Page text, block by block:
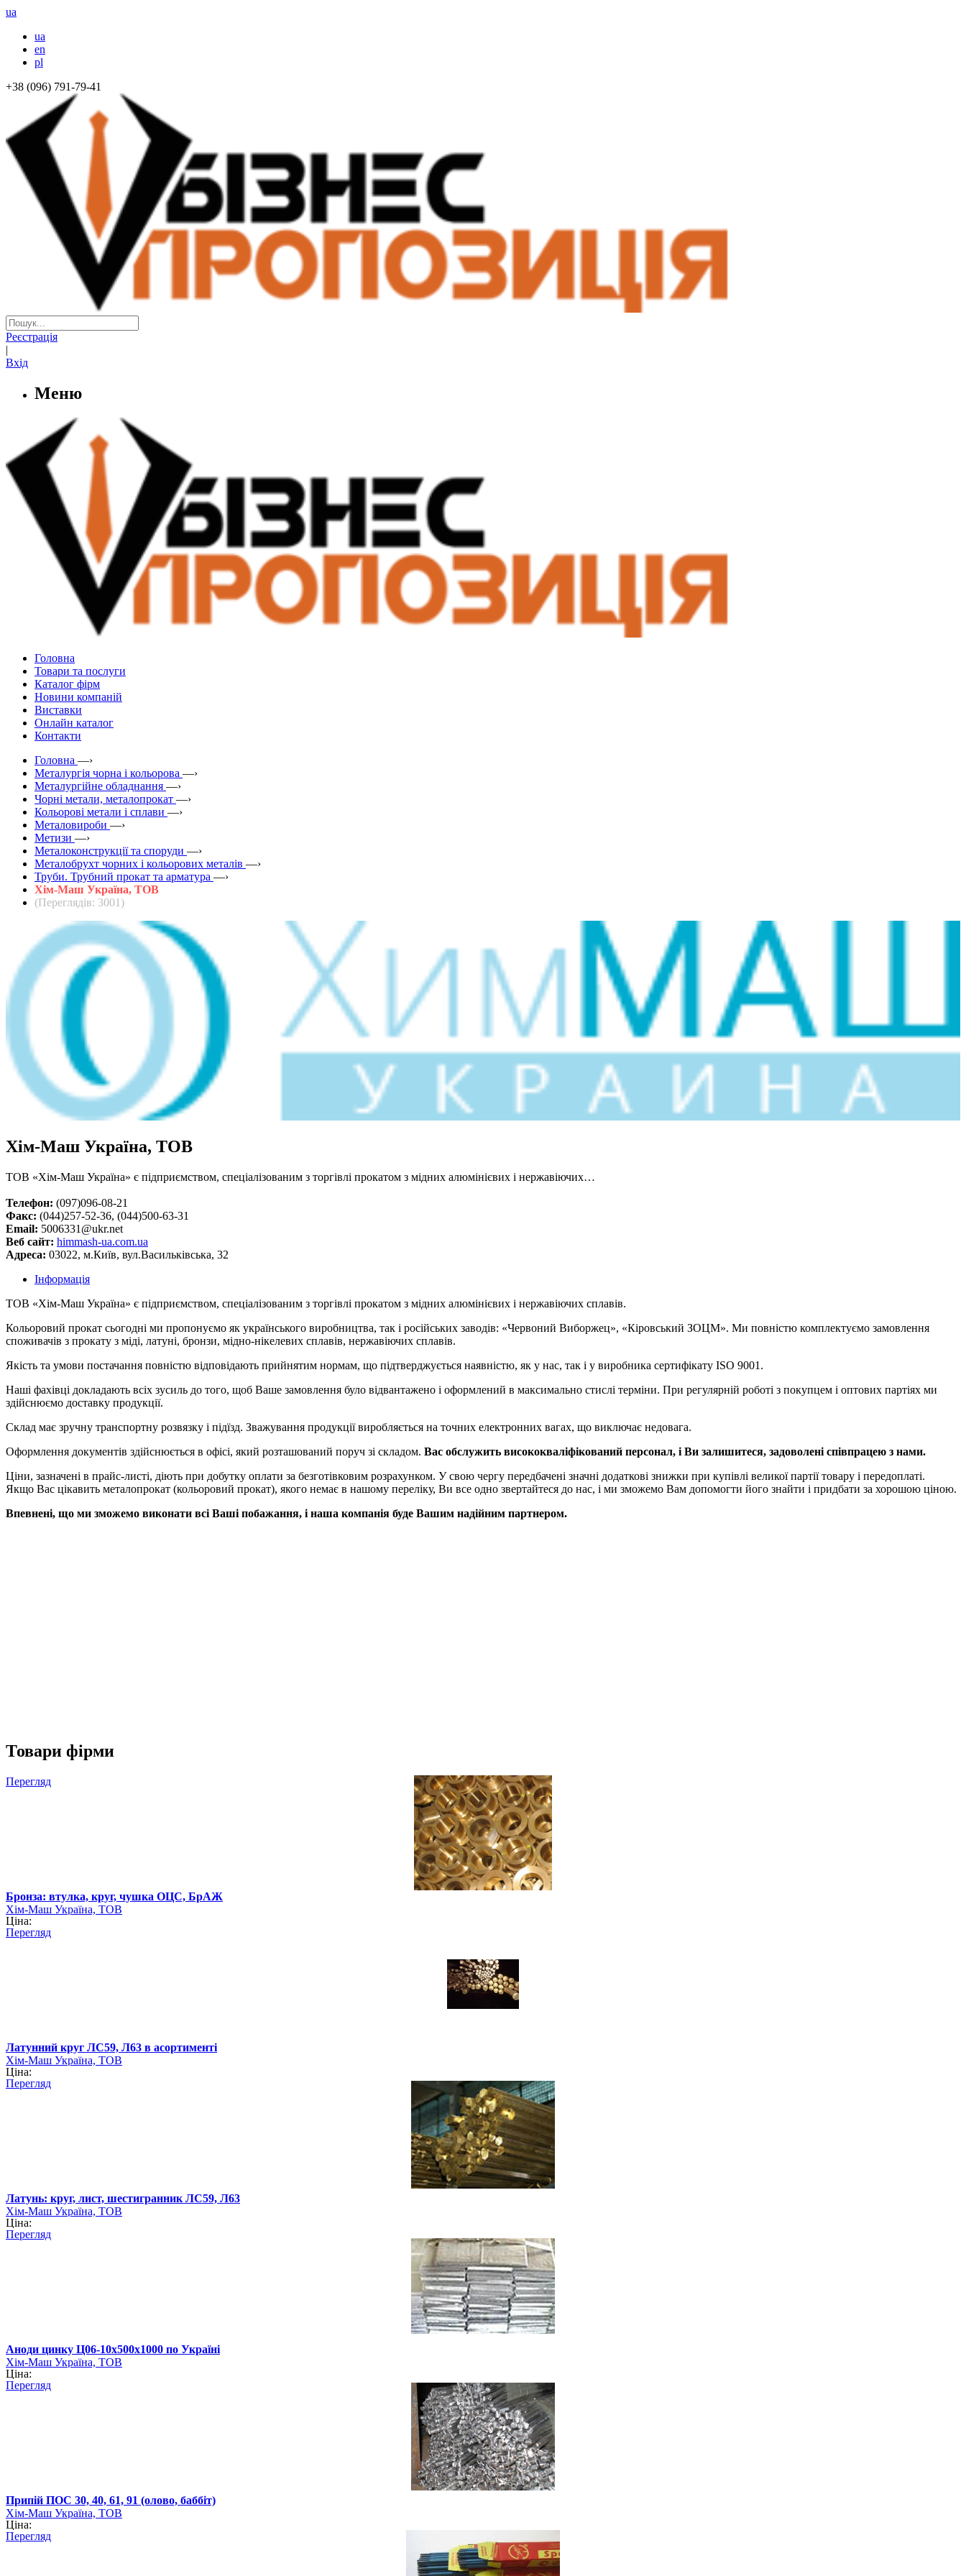
ua
ua
en
pl
+38 (096) 791-79-41
Реєстрація
|
Вхід
Меню
Головна
Товари та послуги
Каталог фірм
Новини компаній
Виставки
Онлайн каталог
Контакти
Головна —›
Металургія чорна і кольорова —›
Металургійне обладнання —›
Чорні метали, металопрокат —›
Кольорові метали і сплави —›
Металовироби —›
Метизи —›
Металоконструкції та споруди —›
Металобрухт чорних і кольорових металів —›
Труби. Трубний прокат та арматура —›
Хім-Маш Україна, ТОВ
(Переглядів: 3001)
Хім-Маш Україна, ТОВ
ТОВ «Хім-Маш Україна» є підприємством, спеціалізованим з торгівлі прокатом з мідних алюмінієвих і нержавіючих…
Телефон: (097)096-08-21
Факс: (044)257-52-36, (044)500-63-31
Email: 5006331@ukr.net
Веб сайт: himmash-ua.com.ua
Адреса: 03022, м.Київ, вул.Васильківська, 32
Інформація
ТОВ «Хім-Маш Україна» є підприємством, спеціалізованим з торгівлі прокатом з мідних алюмінієвих і нержавіючих сплавів.
Кольоровий прокат сьогодні ми пропонуємо як українського виробництва, так і російських заводів: «Червоний Виборжец», «Кіровський ЗОЦМ». Ми повністю комплектуємо замовлення
споживачів з прокату з міді, латуні, бронзи, мідно-нікелевих сплавів, нержавіючих сплавів.
Якість та умови постачання повністю відповідають прийнятим нормам, що підтверджується наявністю, як у нас, так і у виробника сертифікату ISO 9001.
Наші фахівці докладають всіх зусиль до того, щоб Ваше замовлення було відвантажено і оформлений в максимально стислі терміни. При регулярній роботі з покупцем і оптових партіях ми
здійснюємо доставку продукції.
Склад має зручну транспортну розвязку і підїзд. Зважування продукції виробляється на точних електронних вагах, що виключає недовага.
Оформлення документів здійснюється в офісі, який розташований поруч зі складом. Вас обслужить висококваліфікований персонал, і Ви залишитеся, задоволені співпрацею з нами.
Ціни, зазначені в прайс-листі, діють при добутку оплати за безготівковим розрахунком. У свою чергу передбачені значні додаткові знижки при купівлі великої партії товару і передоплаті.
Якщо Вас цікавить металопрокат (кольоровий прокат), якого немає в нашому переліку, Ви все одно звертайтеся до нас, і ми зможемо Вам допомогти його знайти і придбати за хорошою ціною.
Впевнені, що ми зможемо виконати всі Ваші побажання, і наша компанія буде Вашим надійним партнером.
Товари фірми
Перегляд
Бронза: втулка, круг, чушка ОЦС, БрАЖ
Хім-Маш Україна, ТОВ
Ціна:
Перегляд
Латунний круг ЛС59, Л63 в асортименті
Хім-Маш Україна, ТОВ
Ціна:
Перегляд
Латунь: круг, лист, шестигранник ЛС59, Л63
Хім-Маш Україна, ТОВ
Ціна:
Перегляд
Аноди цинку Ц06-10х500х1000 по Україні
Хім-Маш Україна, ТОВ
Ціна:
Перегляд
Припій ПОС 30, 40, 61, 91 (олово, баббіт)
Хім-Маш Україна, ТОВ
Ціна:
Перегляд